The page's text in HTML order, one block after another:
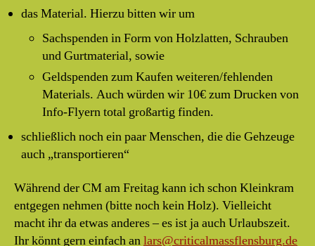
das Material. Hierzu bitten wir um
Sachspenden in Form von Holzlatten, Schrauben
und Gurtmaterial, sowie
Geldspenden zum Kaufen weiteren/fehlenden
Materials. Auch würden wir 10€ zum Drucken von
Info-Flyern total großartig finden.
schließlich noch ein paar Menschen, die die Gehzeuge
auch „transportieren“
Während der CM am Freitag kann ich schon Kleinkram
entgegen nehmen (bitte noch kein Holz). Vielleicht
macht ihr da etwas anderes – es ist ja auch Urlaubszeit.
Ihr könnt gern einfach anlars@criticalmassflensburg.de